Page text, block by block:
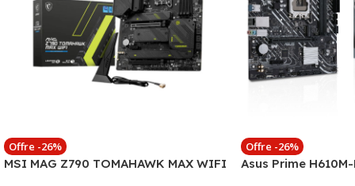
Offre -26%
MSI MAG Z790 TOMAHAWK MAX WIFI
Offre -26%
Asus Prime